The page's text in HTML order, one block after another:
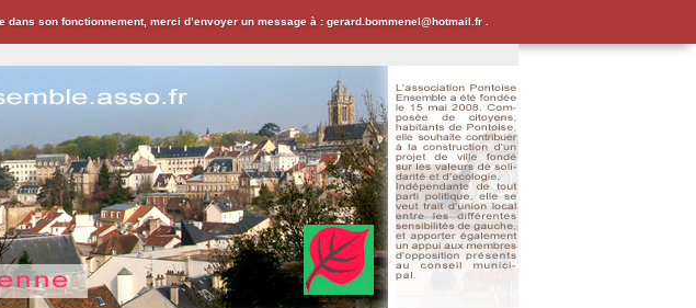
son fonctionnement, merci d’envoyer un message à : gerard.bommenel@hotmail.fr .